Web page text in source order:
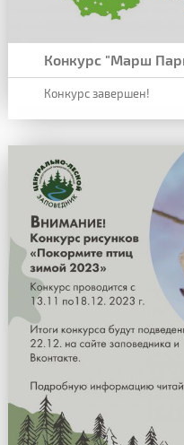
Конкурс "Марш
Конкурс завершен!